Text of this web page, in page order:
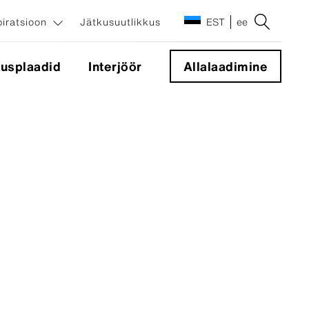
Jätkusuutlikkus EST ee
Interjöör Allalaadimine